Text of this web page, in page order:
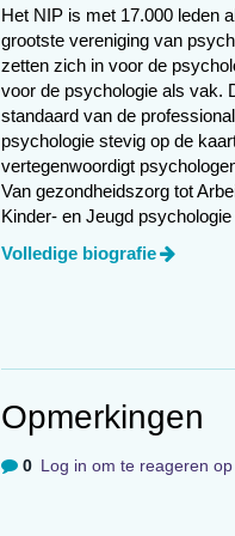
adhd – maar wel
Engels, of in het
behandel ik altijd
om in het Engels te
behandel worstelen
maar dat gaat
volwassenen
deze cliënten aan
vrijwilligerswerk te
heb ik al een
van foto’s die
aan en dan kunnen
Het NIP is met 17.000 leden
grootste vereniging van
zetten zich in voor de
voor de psychologie als vak.
standaard van de
psychologie stevig op de
vertegenwoordigt
Van gezondheidszorg tot
Kinder- en Jeugd
Volledige biografie
Opmerkingen
0 Log in om te reageren